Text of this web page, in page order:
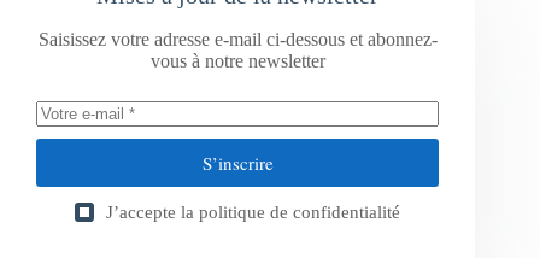
Saisissez votre adresse e-mail ci-dessous et abonnez-
vous à notre newsletter
S’inscrire
J’accepte la politique de confidentialité